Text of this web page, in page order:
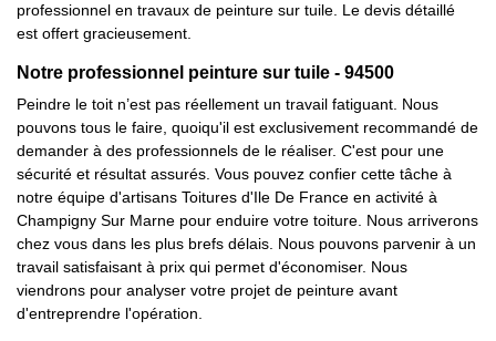
professionnel en travaux de peinture sur tuile. Le devis détaillé
est offert gracieusement.
Notre professionnel peinture sur tuile - 94500
Peindre le toit n’est pas réellement un travail fatiguant. Nous
pouvons tous le faire, quoiqu'il est exclusivement recommandé de
demander à des professionnels de le réaliser. C'est pour une
sécurité et résultat assurés. Vous pouvez confier cette tâche à
notre équipe d'artisans Toitures d'Ile De France en activité à
Champigny Sur Marne pour enduire votre toiture. Nous arriverons
chez vous dans les plus brefs délais. Nous pouvons parvenir à un
travail satisfaisant à prix qui permet d'économiser. Nous
viendrons pour analyser votre projet de peinture avant
d'entreprendre l'opération.